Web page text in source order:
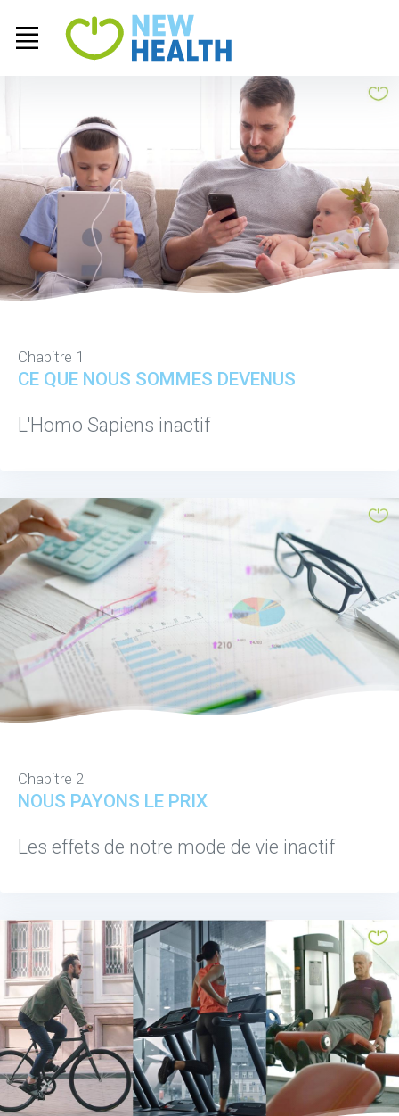
Chapitre 1
CE QUE NOUS SOMMES DEVENUS
L'Homo Sapiens inactif
Chapitre 2
NOUS PAYONS LE PRIX
Les effets de notre mode de vie inactif